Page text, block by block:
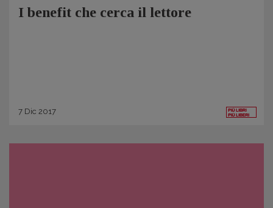
I benefit che cerca il lettore
7 Dic 2017